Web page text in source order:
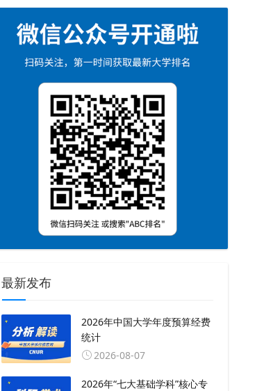
最新发布
2026年中国大学年度预算经费
统计
2026-08-07
2026年“七大基础学科”核心专